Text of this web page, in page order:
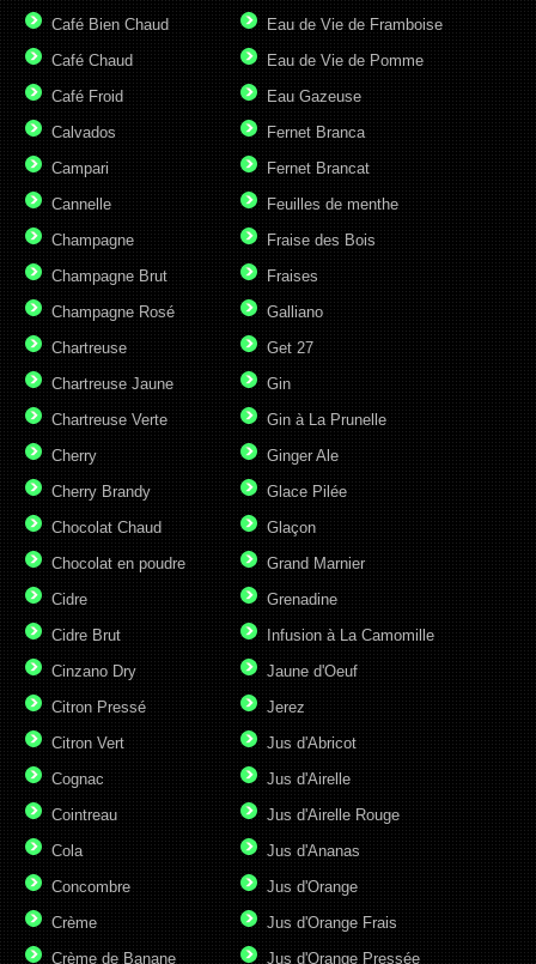
Café Bien Chaud
Café Chaud
Café Froid
Calvados
Campari
Cannelle
Champagne
Champagne Brut
Champagne Rosé
Chartreuse
Chartreuse Jaune
Chartreuse Verte
Cherry
Cherry Brandy
Chocolat Chaud
Chocolat en poudre
Cidre
Cidre Brut
Cinzano Dry
Citron Pressé
Citron Vert
Cognac
Cointreau
Cola
Concombre
Crème
Crème de Banane
Eau de Vie de Framboise
Eau de Vie de Pomme
Eau Gazeuse
Fernet Branca
Fernet Brancat
Feuilles de menthe
Fraise des Bois
Fraises
Galliano
Get 27
Gin
Gin à La Prunelle
Ginger Ale
Glace Pilée
Glaçon
Grand Marnier
Grenadine
Infusion à La Camomille
Jaune d'Oeuf
Jerez
Jus d'Abricot
Jus d'Airelle
Jus d'Airelle Rouge
Jus d'Ananas
Jus d'Orange
Jus d'Orange Frais
Jus d'Orange Pressée